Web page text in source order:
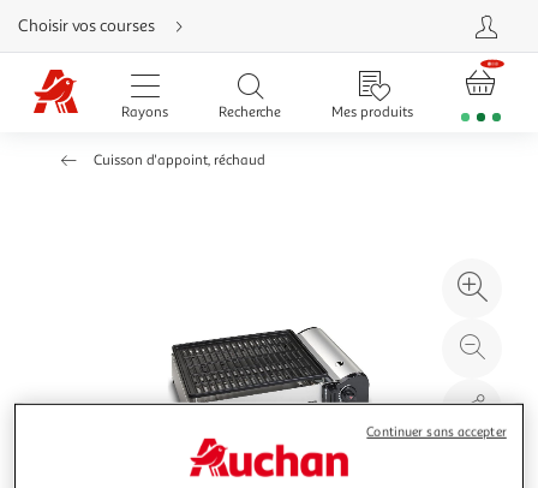
Aller
directement
au
contenu
Aller
directement
Aller
Choisir vos courses
Rayons Recherche Mes produits
Cuisson d'appoint, réchaud
à
100
le
Continuer sans accepter